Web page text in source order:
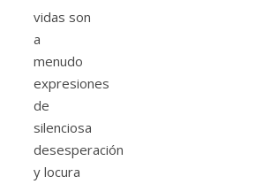
vidas son
a
menudo
expresiones
de
silenciosa
desesperación
y locura